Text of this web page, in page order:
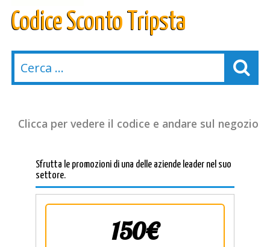
Codice Sconto Tripsta
Clicca per vedere il codice e andare sul negozio
Sfrutta le promozioni di una delle aziende leader nel suo
settore.
150€